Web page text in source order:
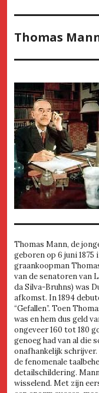
Thomas
Thomas Mann, de
geboren op 6 juni 1875
graankoopman
van de senatoren van
da Silva-Bruhns) was
afkomst. In 1894
“Gefallen”. Toen
was en hem dus geld
ongeveer 160 tot 180
genoeg had van al die
onafhankelijk
de fenomenale
detailschildering.
wisselend. Met zijn